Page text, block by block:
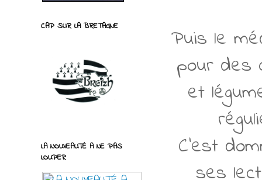
Puis le
pour des
et
C'est
ses
CAP SUR LA BRETAGNE
LA NOUVEAUTÉ A NE PAS
LOUPER